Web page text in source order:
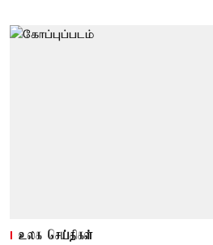
உலக செய்திகள்